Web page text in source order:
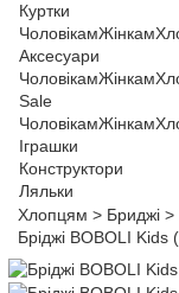
Куртки
ЧоловікамЖінкам
Аксесуари
ЧоловікамЖінкам
Sale
ЧоловікамЖінкам
Іграшки
Конструктори
Ляльки
Хлопцям > Бриджі >
Бріджі BOBOLI